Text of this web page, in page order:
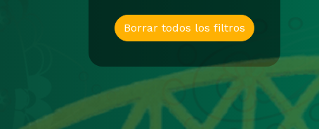
Borrar todos los filtros